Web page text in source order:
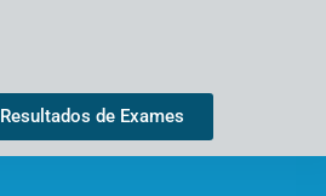
Resultados de Exames